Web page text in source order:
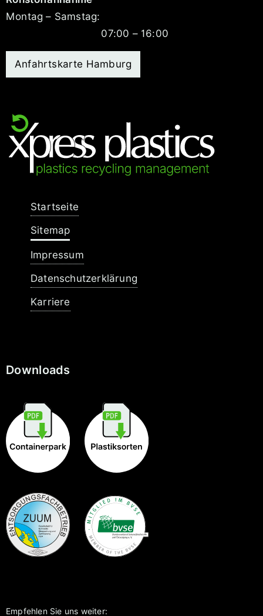
Montag – Samstag:
07:00 – 16:00
Anfahrtskarte Hamburg
Navigation
Startseite
Sitemap
Impressum
Datenschutzerklärung
Karriere
Downloads
Empfehlen Sie uns weiter: